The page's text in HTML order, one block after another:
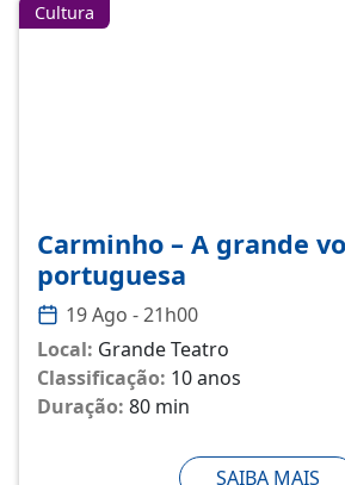
Cultura
Carminho – A grande
portuguesa
19 Ago - 21h00
Local: Grande Teatro
Classificação: 10 anos
Duração: 80 min
SAIBA MAIS